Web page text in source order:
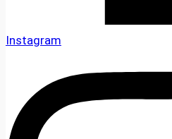
Instagram